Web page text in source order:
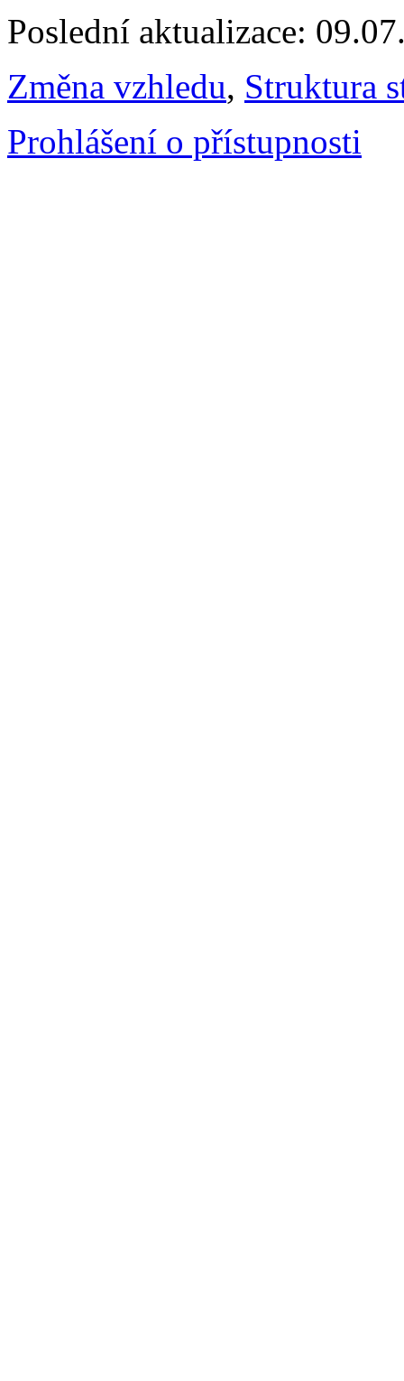
Poslední aktualizace:
Změna vzhledu, Struktura
Prohlášení o přístupnosti